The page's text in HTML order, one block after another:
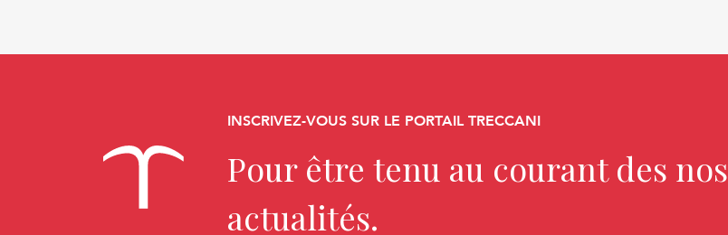
INSCRIVEZ-VOUS SUR LE PORTAIL TRECCANI
Pour être tenu au courant des nos
actualités.